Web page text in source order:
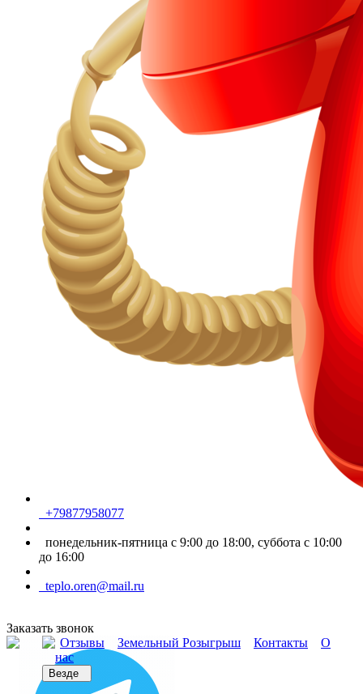
+79877958077
понедельник-пятница с 9:00 до 18:00, суббота с 10:00
до 16:00
teplo.oren@mail.ru
Заказать звонок
Отзывы
Земельный Розыгрыш Контакты
О
нас
Везде